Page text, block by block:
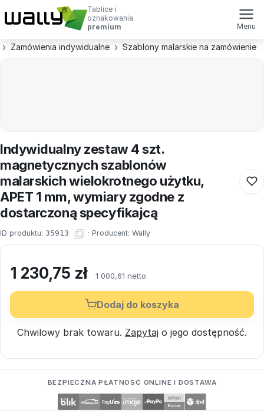
Tablice i
oznakowania
premium
Menu
Zamówienia indywidualne Szablony malarskie na zamówienie
Indywidualny zestaw 4 szt.
magnetycznych szablonów
malarskich wielokrotnego użytku,
APET 1 mm, wymiary zgodne z
dostarczoną specyfikajcą
ID produktu: 35913 · Producent: Wally
1 230,75 zł 1 000,61 netto
Dodaj do koszyka
Chwilowy brak towaru. Zapytaj o jego dostępność.
BEZPIECZNA PŁATNOŚĆ ONLINE I DOSTAWA